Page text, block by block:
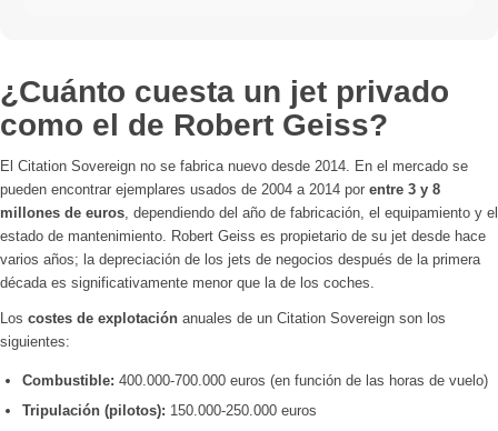
¿Cuánto cuesta un jet privado
como el de Robert Geiss?
El Citation Sovereign no se fabrica nuevo desde 2014. En el mercado se
pueden encontrar ejemplares usados de 2004 a 2014 por entre 3 y 8
millones de euros, dependiendo del año de fabricación, el equipamiento y el
estado de mantenimiento. Robert Geiss es propietario de su jet desde hace
varios años; la depreciación de los jets de negocios después de la primera
década es significativamente menor que la de los coches.
Los costes de explotación anuales de un Citation Sovereign son los
siguientes:
Combustible: 400.000-700.000 euros (en función de las horas de vuelo)
Tripulación (pilotos): 150.000-250.000 euros